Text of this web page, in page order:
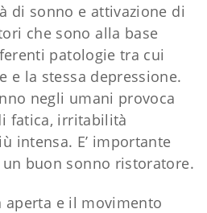
di sonno e attivazione di
che sono alla base
patologie tra cui
e la stessa depressione.
negli umani provoca
fatica, irritabilità
intensa. E’ importante
buon sonno ristoratore.
aperta e il movimento